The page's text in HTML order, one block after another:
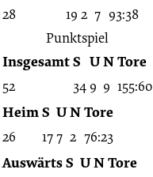
28 19 2 7 93:38
Punktspiel
InsgesamtS UNTore
52 34 9 9 155:60
HeimS UNTore
26 177 2 76:23
AuswärtsS UNTore